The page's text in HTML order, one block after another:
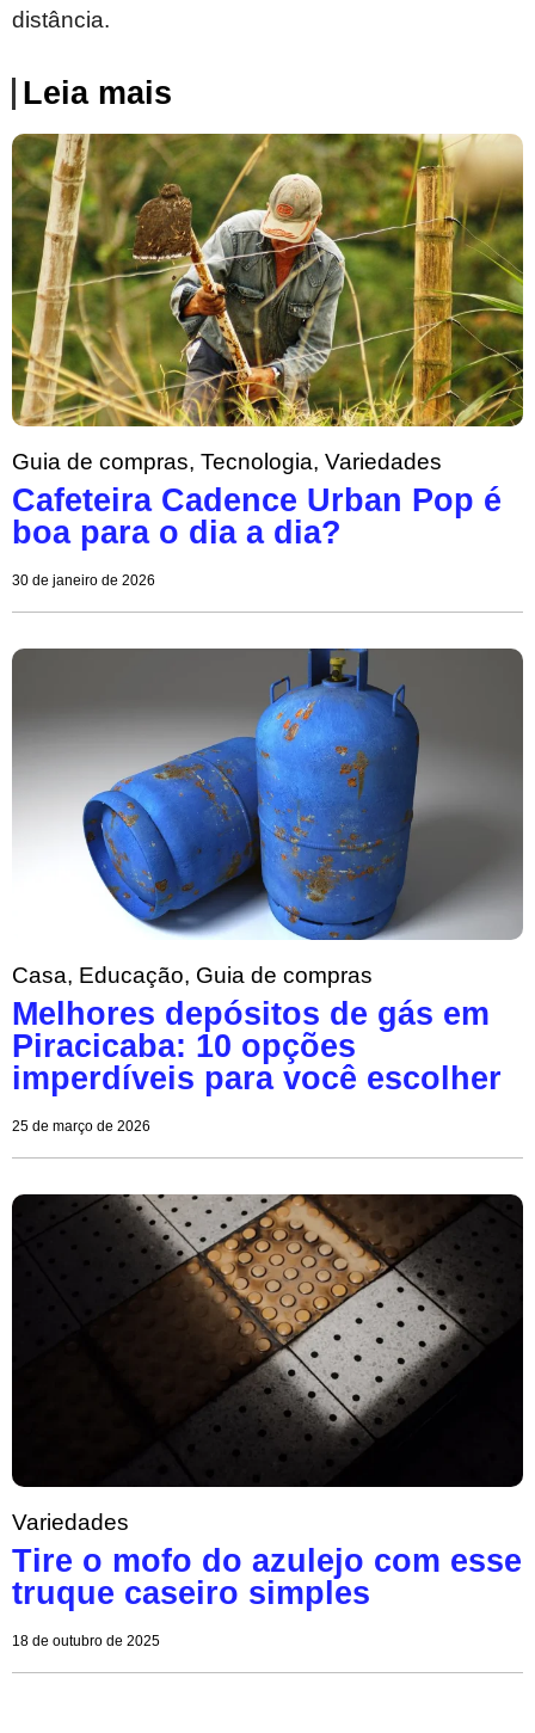
distância.
Leia mais
Guia de compras, Tecnologia, Variedades
Cafeteira Cadence Urban Pop é
boa para o dia a dia?
30 de janeiro de 2026
Casa, Educação, Guia de compras
Melhores depósitos de gás em
Piracicaba: 10 opções
imperdíveis para você escolher
25 de março de 2026
Variedades
Tire o mofo do azulejo com esse
truque caseiro simples
18 de outubro de 2025